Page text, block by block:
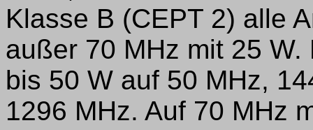
Klasse B (CEPT 2) alle
außer 70 MHz mit 25
bis 50 W auf 50 MHz,
1296 MHz. Auf 70 MHz